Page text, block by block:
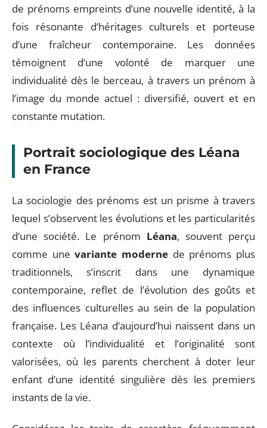
de prénoms empreints d’une nouvelle identité, à la
fois résonante d’héritages culturels et porteuse
d’une fraîcheur contemporaine. Les données
témoignent d’une volonté de marquer une
individualité dès le berceau, à travers un prénom à
l’image du monde actuel : diversifié, ouvert et en
constante mutation.
Portrait sociologique des Léana
en France
La sociologie des prénoms est un prisme à travers
lequel s’observent les évolutions et les particularités
d’une société. Le prénom Léana, souvent perçu
comme unevariante moderne de prénoms plus
traditionnels, s’inscrit dans une dynamique
contemporaine, reflet de l’évolution des goûts et
des influences culturelles au sein de la population
française. Les Léana d’aujourd’hui naissent dans un
contexte où l’individualité et l’originalité sont
valorisées, où les parents cherchent à doter leur
enfant d’une identité singulière dès les premiers
instants de la vie.